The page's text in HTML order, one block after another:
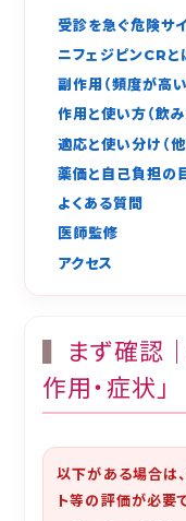
受診を急ぐ危険サ
ニフェジピンCRと
副作用（頻度が高
作用と使い方（飲み
適応と使い分け（
薬価と自己負担の
よくある質問
医師監修
アクセス
まず確認
作用・症状」
以下がある場合は
ト等の評価が必要で